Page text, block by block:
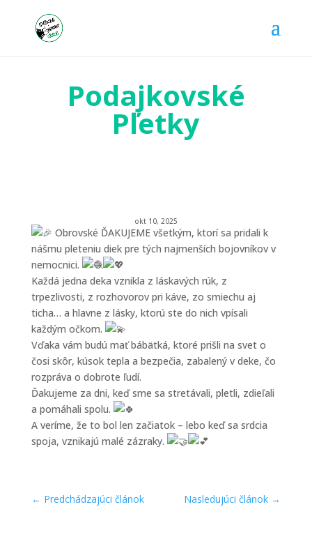
Podajkovské
Pľetky
okt 10, 2025
Obrovské ĎAKUJEME všetkým, ktorí sa pridali k
nášmu pleteniu diek pre tých najmenších bojovníkov v
nemocnici.
Každá jedna deka vznikla z láskavých rúk, z
trpezlivosti, z rozhovorov pri káve, zo smiechu aj
ticha… a hlavne z lásky, ktorú ste do nich vpísali
každým očkom.
Vďaka vám budú mať bábätká, ktoré prišli na svet o
čosi skôr, kúsok tepla a bezpečia, zabalený v deke, čo
rozpráva o dobrote ľudí.
Ďakujeme za dni, keď sme sa stretávali, pletli, zdieľali
a pomáhali spolu.
A veríme, že to bol len začiatok – lebo keď sa srdcia
spoja, vznikajú malé zázraky.
← Predchádzajúci článok Nasledujúci článok →